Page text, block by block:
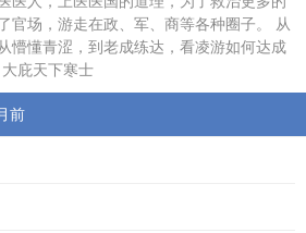
官场，游走在政、军、商等各种圈子。 从
懵懂青涩，到老成练达，看凌游如何达成
庇天下寒士
前